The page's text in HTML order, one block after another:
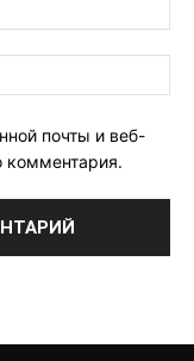
почты и веб-
комментария.